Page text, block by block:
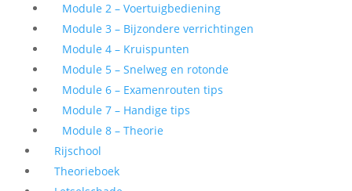
Module 2 – Voertuigbediening
Module 3 – Bijzondere verrichtingen
Module 4 – Kruispunten
Module 5 – Snelweg en rotonde
Module 6 – Examenrouten tips
Module 7 – Handige tips
Module 8 – Theorie
Rijschool
Theorieboek